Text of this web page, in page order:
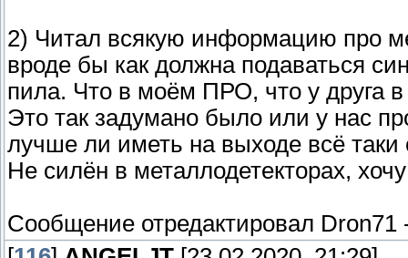
2) Читал всякую информацию про
вроде бы как должна подаваться
пила. Что в моём ПРО, что у друга
Это так задумано было или у нас
лучше ли иметь на выходе всё таки
Не силён в металлодетекторах,
Сообщение отредактировал Dron71